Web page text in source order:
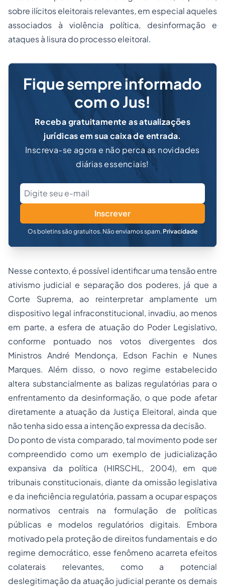
sobre ilícitos eleitorais relevantes, em especial aqueles
associados à violência política, desinformação e
ataques à lisura do processo eleitoral.
Fique sempre informado
com o Jus!
Receba gratuitamente as atualizações
jurídicas em sua caixa de entrada.
Inscreva-se agora e não perca as novidades
diárias essenciais!
Inscrever
Os boletins são gratuitos. Não enviamos spam. Privacidade
Nesse contexto, é possível identificar uma tensão entre
ativismo judicial e separação dos poderes, já que a
Corte Suprema, ao reinterpretar amplamente um
dispositivo legal infraconstitucional, invadiu, ao menos
em parte, a esfera de atuação do Poder Legislativo,
conforme pontuado nos votos divergentes dos
Ministros André Mendonça, Edson Fachin e Nunes
Marques. Além disso, o novo regime estabelecido
altera substancialmente as balizas regulatórias para o
enfrentamento da desinformação, o que pode afetar
diretamente a atuação da Justiça Eleitoral, ainda que
não tenha sido essa a intenção expressa da decisão.
Do ponto de vista comparado, tal movimento pode ser
compreendido como um exemplo de judicialização
expansiva da política (HIRSCHL, 2004), em que
tribunais constitucionais, diante da omissão legislativa
e da ineficiência regulatória, passam a ocupar espaços
normativos centrais na formulação de políticas
públicas e modelos regulatórios digitais. Embora
motivado pela proteção de direitos fundamentais e do
regime democrático, esse fenômeno acarreta efeitos
colaterais relevantes, como a potencial
deslegitimação da atuação judicial perante os demais